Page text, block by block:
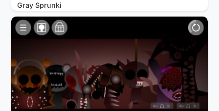
Gray Sprunki